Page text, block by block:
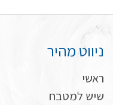
ניווט מהיר
ראשי
שיש למטבח